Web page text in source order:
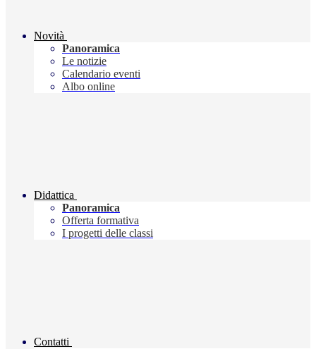
Novità
Panoramica
Le notizie
Calendario eventi
Albo online
Didattica
Panoramica
Offerta formativa
I progetti delle classi
Contatti